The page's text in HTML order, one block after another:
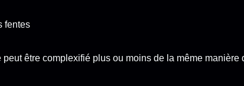
peut être complexifié plus ou moins de la même manière